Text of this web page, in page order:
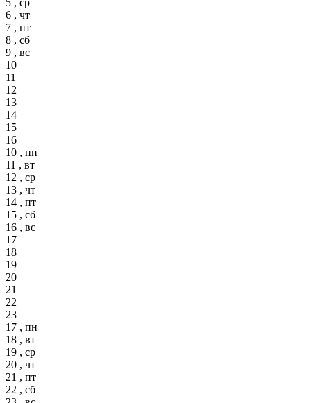
6 , чт
7 , пт
8 , сб
9 , вс
10
11
12
13
14
15
16
10 , пн
11 , вт
12 , ср
13 , чт
14 , пт
15 , сб
16 , вс
17
18
19
20
21
22
23
17 , пн
18 , вт
19 , ср
20 , чт
21 , пт
22 , сб